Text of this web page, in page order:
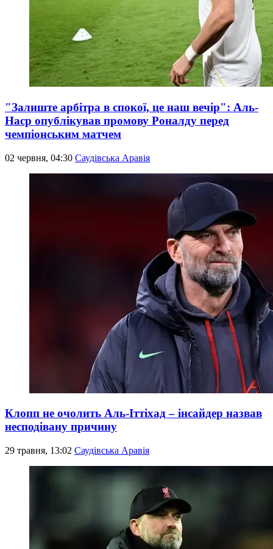
"Залиште арбітра в спокої, це наш вечір": Аль-
Наср опублікував промову Роналду перед
чемпіонським матчем
02 червня, 04:30 Саудівська Аравія
Клопп не очолить Аль-Іттіхад – інсайдер назвав
несподівану причину
29 травня, 13:02 Саудівська Аравія